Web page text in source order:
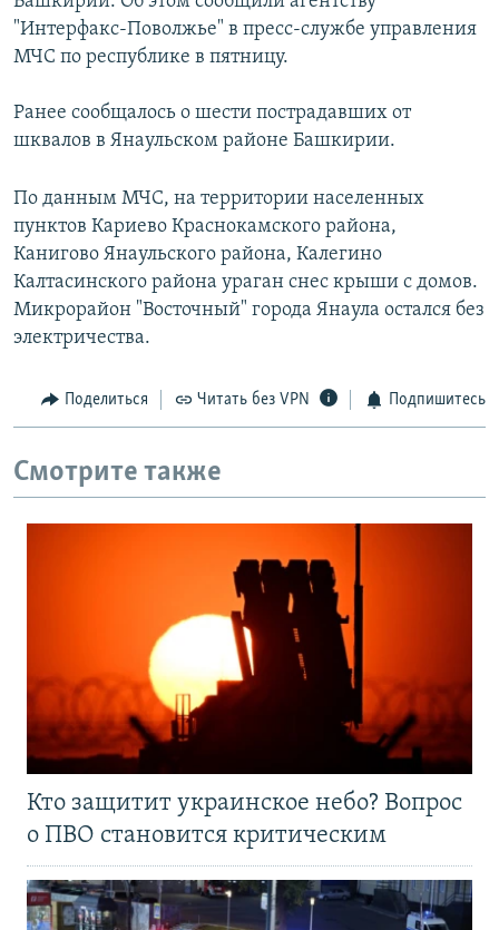
РАСПИСАНИЕ ВЕЩАНИЯ
ПОДПИШИТЕСЬ НА РАССЫЛКУ
СОЦИАЛЬНЫЕ СЕТИ
Все сайты РСЕ/РС
"Интерфакс-Поволжье" в пресс-службе управления
МЧС по республике в пятницу.
Ранее сообщалось о шести пострадавших от
шквалов в Янаульском районе Башкирии.
По данным МЧС, на территории населенных
пунктов Кариево Краснокамского района,
Канигово Янаульского района, Калегино
Калтасинского района ураган снес крыши с домов.
Микрорайон "Восточный" города Янаула остался без
электричества.
Поделиться Читать без VPN Подпишитесь
Смотрите также
Кто защитит украинское небо? Вопрос
о ПВО становится критическим